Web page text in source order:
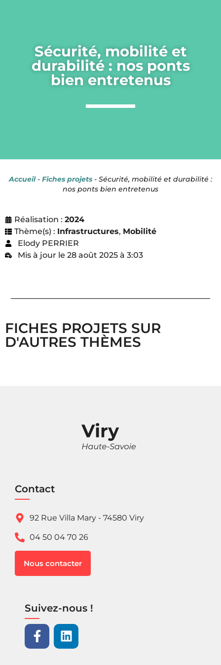
Sécurité, mobilité et
durabilité : nos ponts
bien entretenus
Accueil- Fiches projets - Sécurité, mobilité et durabilité :
nos ponts bien entretenus
Réalisation : 2024
Thème(s) : Infrastructures, Mobilité
Elody PERRIER
Mis à jour le 28 août 2025 à 3:03
FICHES PROJETS SUR
D'AUTRES THÈMES
Contact
92 Rue Villa Mary - 74580 Viry
04 50 04 70 26
Nous contacter
Suivez-nous !